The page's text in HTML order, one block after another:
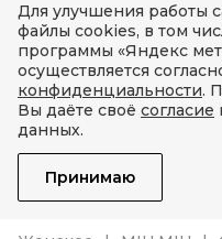
Для улучшения работы
файлы cookies, в том
программы «Яндекс
осуществляется
конфиденциальности.
Вы даёте своё согласие
данных.
Принимаю